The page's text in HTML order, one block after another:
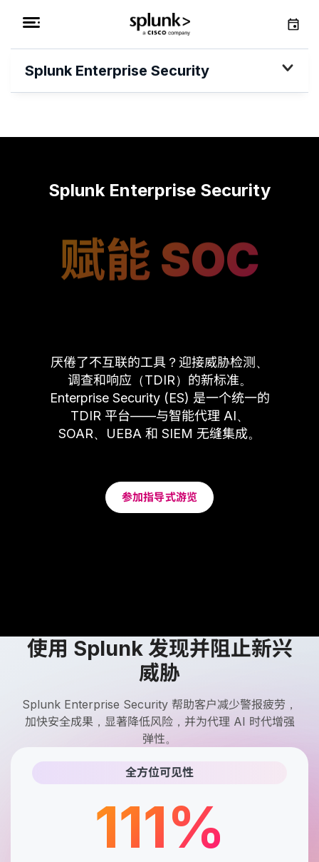
Splunk Enterprise Security
Splunk Enterprise Security
赋能 SOC
厌倦了不互联的工具？迎接威胁检测、
调查和响应（TDIR）的新标准。
Enterprise Security (ES) 是一个统一的
TDIR 平台——与智能代理 AI、
SOAR、UEBA 和 SIEM 无缝集成。
参加指导式游览
使用 Splunk 发现并阻止新兴
威胁
Splunk Enterprise Security 帮助客户减少警报疲劳，
加快安全成果，显著降低风险，并为代理 AI 时代增强
弹性。
全方位可见性
111%